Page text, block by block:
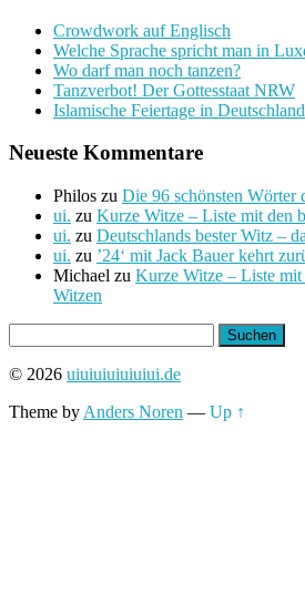
Crowdwork auf Englisch
Welche Sprache spricht man in
Wo darf man noch tanzen?
Tanzverbot! Der Gottesstaat NRW
Islamische Feiertage in
Neueste Kommentare
Philos zu Die 96 schönsten Wörter
ui. zu Kurze Witze – Liste mit den
ui. zu Deutschlands bester Witz –
ui. zu ’24‘ mit Jack Bauer kehrt
Michael zu Kurze Witze – Liste mit
Witzen
nach:
© 2026 uiuiuiuiuiuiui.de
Theme by Anders Noren — Up ↑